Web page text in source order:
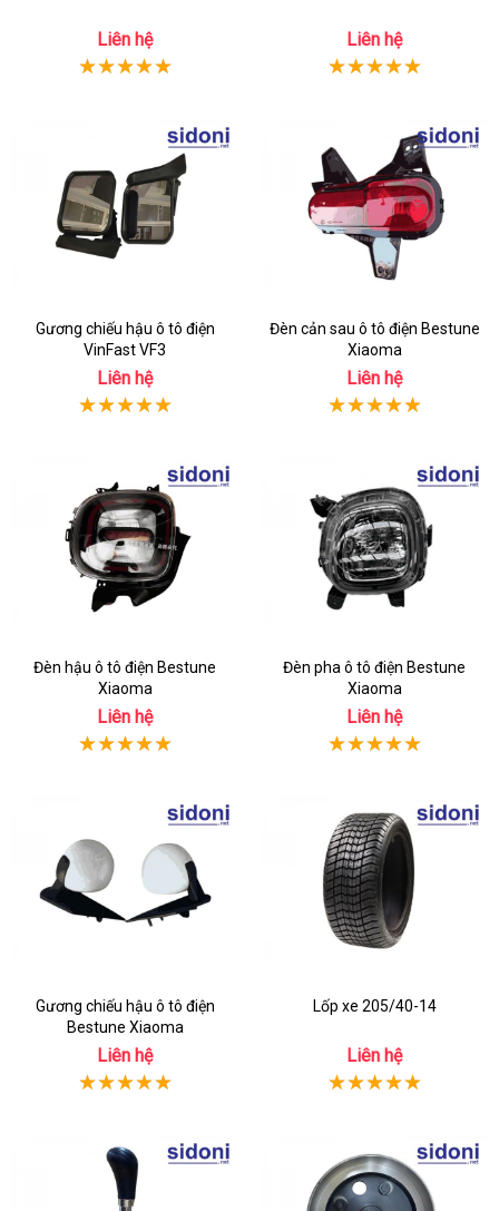
Liên hệ Liên hệ
Gương chiếu hậu ô tô điện
VinFast VF3
Liên hệ
Đèn cản sau ô tô điện Bestune
Xiaoma
Liên hệ
Đèn hậu ô tô điện Bestune
Xiaoma
Liên hệ
Đèn pha ô tô điện Bestune
Xiaoma
Liên hệ
Gương chiếu hậu ô tô điện
Bestune Xiaoma
Liên hệ
Lốp xe 205/40-14
Liên hệ